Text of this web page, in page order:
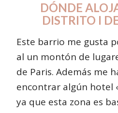
DÓNDE
DISTRITO I
Este barrio me gusta
al un montón de
de Paris. Además me
encontrar algún hotel
ya que esta zona es